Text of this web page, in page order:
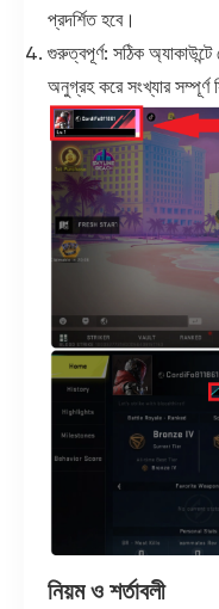
প্রদর্শিত হবে।
গুরুত্বপূর্ণ: সঠিক অ্যাকাউন্টে
অনুগ্রহ করে সংখ্যার সম্পূর্ণ
নিয়ম ও শর্তাবলী